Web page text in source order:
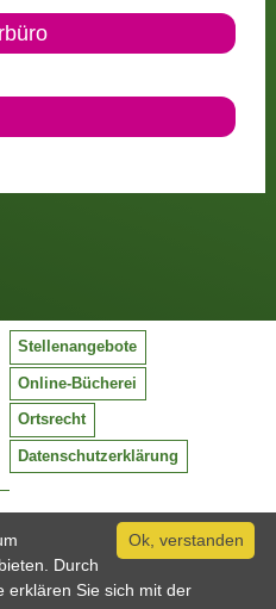
Stellenangebote
Online-Bücherei
Ortsrecht
Datenschutzerklärung
Ok, verstanden
Durch
erklären Sie sich mit der